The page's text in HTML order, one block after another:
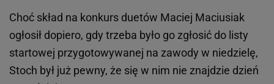
Choć skład na konkurs duetów Maciej Maciusiak
ogłosił dopiero, gdy trzeba było go zgłosić do listy
startowej przygotowywanej na zawody w niedzielę,
Stoch był już pewny, że się w nim nie znajdzie dzień